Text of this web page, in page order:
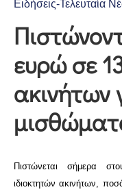
Προγράμματα
Εκδηλώσεις
Επικοινωνία
Ειδήσεις-Τελευταία
ευρώ σε
ακινήτων
Πιστώνεται σήμερα
ιδιοκτητών ακινήτων,